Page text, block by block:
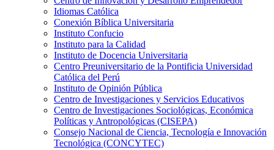
Idiomas Católica
Conexión Bíblica Universitaria
Instituto Confucio
Instituto para la Calidad
Instituto de Docencia Universitaria
Centro Preuniversitario de la Pontificia Universidad
Católica del Perú
Instituto de Opinión Pública
Centro de Investigaciones y Servicios Educativos
Centro de Investigaciones Sociológicas, Económica
Políticas y Antropológicas (CISEPA)
Consejo Nacional de Ciencia, Tecnología e Innovación
Tecnológica (CONCYTEC)